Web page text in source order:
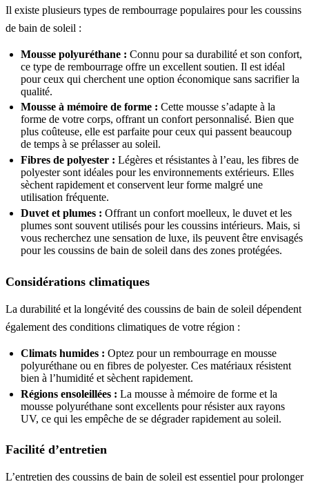
Il existe plusieurs types de rembourrage populaires pour les coussins
de bain de soleil :
Mousse polyuréthane : Connu pour sa durabilité et son confort,
ce type de rembourrage offre un excellent soutien. Il est idéal
pour ceux qui cherchent une option économique sans sacrifier la
qualité.
Mousse à mémoire de forme : Cette mousse s’adapte à la
forme de votre corps, offrant un confort personnalisé. Bien que
plus coûteuse, elle est parfaite pour ceux qui passent beaucoup
de temps à se prélasser au soleil.
Fibres de polyester : Légères et résistantes à l’eau, les fibres de
polyester sont idéales pour les environnements extérieurs. Elles
sèchent rapidement et conservent leur forme malgré une
utilisation fréquente.
Duvet et plumes : Offrant un confort moelleux, le duvet et les
plumes sont souvent utilisés pour les coussins intérieurs. Mais, si
vous recherchez une sensation de luxe, ils peuvent être envisagés
pour les coussins de bain de soleil dans des zones protégées.
Considérations climatiques
La durabilité et la longévité des coussins de bain de soleil dépendent
également des conditions climatiques de votre région :
Climats humides : Optez pour un rembourrage en mousse
polyuréthane ou en fibres de polyester. Ces matériaux résistent
bien à l’humidité et sèchent rapidement.
Régions ensoleillées : La mousse à mémoire de forme et la
mousse polyuréthane sont excellents pour résister aux rayons
UV, ce qui les empêche de se dégrader rapidement au soleil.
Facilité d’entretien
L’entretien des coussins de bain de soleil est essentiel pour prolonger